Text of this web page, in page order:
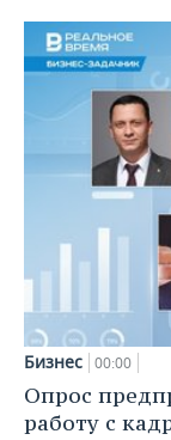
Бизнес 00:00
Опрос
работу с